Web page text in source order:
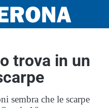
trova in un
sembra che le scarpe